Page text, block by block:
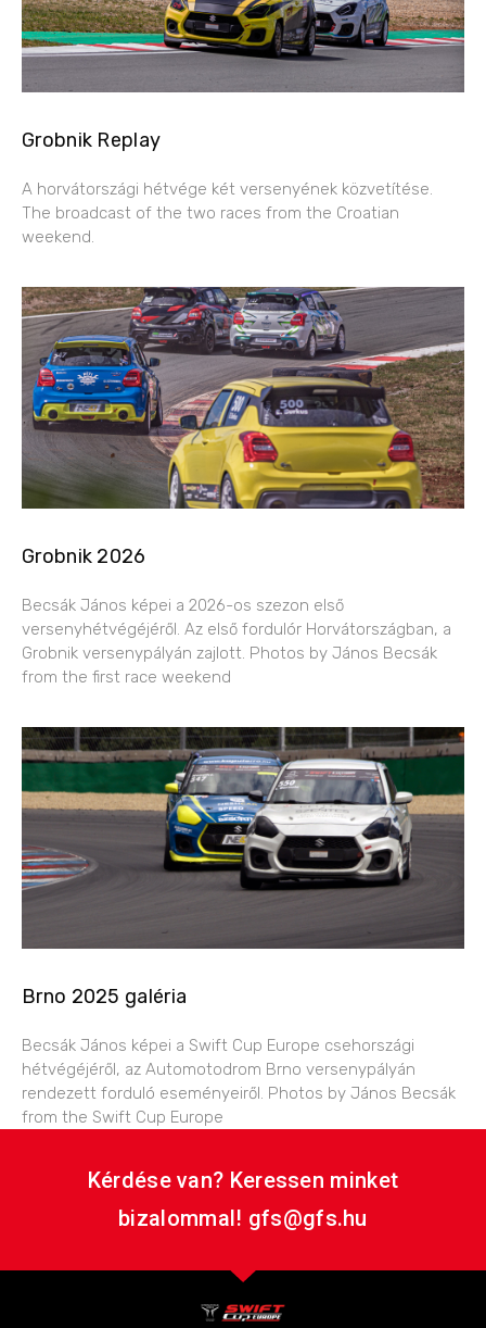
Grobnik Replay
A horvátországi hétvége két versenyének közvetítése.
The broadcast of the two races from the Croatian
weekend.
Grobnik 2026
Becsák János képei a 2026-os szezon első
versenyhétvégéjéről. Az első fordulór Horvátországban, a
Grobnik versenypályán zajlott. Photos by János Becsák
from the first race weekend
Brno 2025 galéria
Becsák János képei a Swift Cup Europe csehországi
hétvégéjéről, az Automotodrom Brno versenypályán
rendezett forduló eseményeiről. Photos by János Becsák
from the Swift Cup Europe
Kérdése van? Keressen minket
bizalommal! gfs@gfs.hu